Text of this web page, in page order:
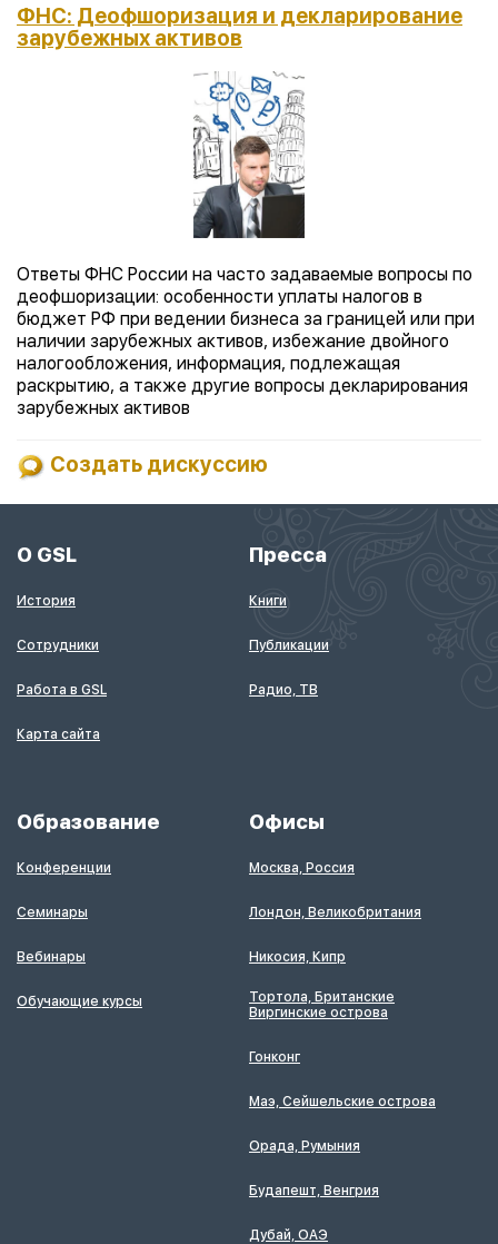
ФНС: Деофшоризация и декларирование
зарубежных активов
Ответы ФНС России на часто задаваемые вопросы по
деофшоризации: особенности уплаты налогов в
бюджет РФ при ведении бизнеса за границей или при
наличии зарубежных активов, избежание двойного
налогообложения, информация, подлежащая
раскрытию, а также другие вопросы декларирования
зарубежных активов
Создать дискуссию
О GSL
История
Сотрудники
Работа в GSL
Карта сайта
Пресса
Книги
Публикации
Радио, ТВ
Образование
Конференции
Семинары
Вебинары
Обучающие курсы
Офисы
Москва, Россия
Лондон, Великобритания
Никосия, Кипр
Тортола, Британские
Виргинские острова
Гонконг
Маэ, Сейшельские острова
Орада, Румыния
Будапешт, Венгрия
Дубай, ОАЭ